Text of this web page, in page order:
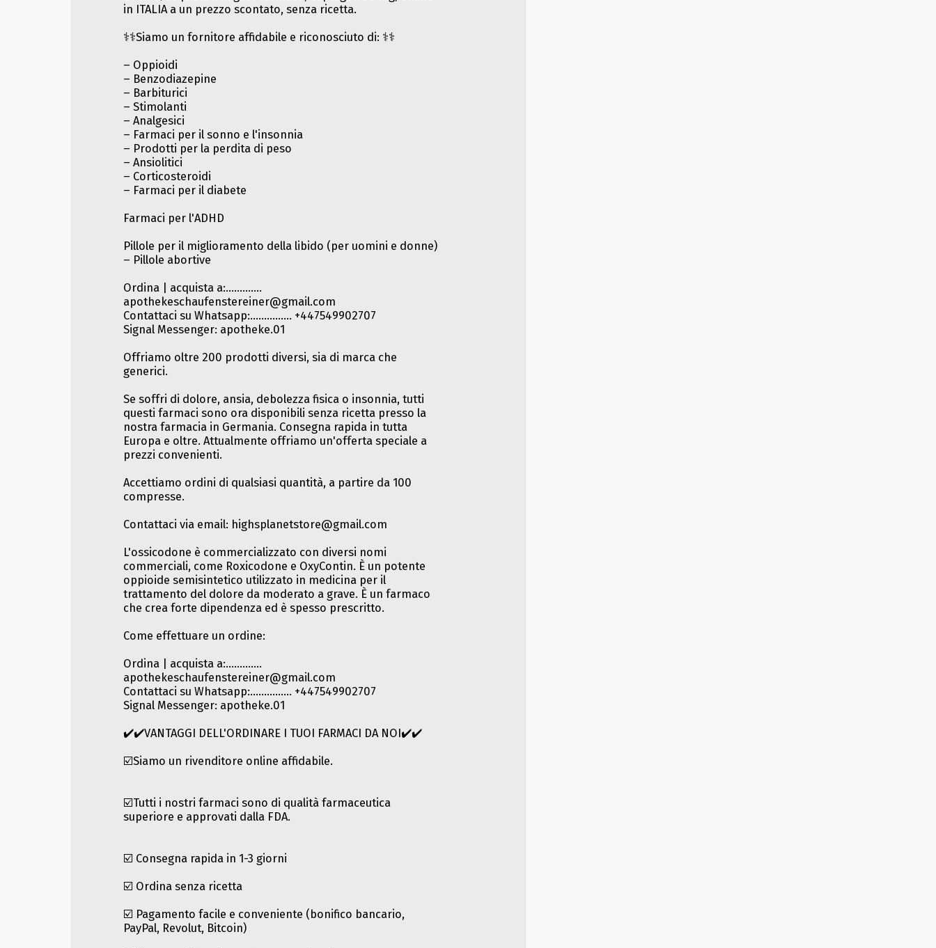
in ITALIA a un prezzo scontato, senza ricetta.
⚕️⚕️Siamo un fornitore affidabile e riconosciuto di: ⚕️⚕️
– Oppioidi
– Benzodiazepine
– Barbiturici
– Stimolanti
– Analgesici
– Farmaci per il sonno e l'insonnia
– Prodotti per la perdita di peso
– Ansiolitici
– Corticosteroidi
– Farmaci per il diabete
Farmaci per l'ADHD
Pillole per il miglioramento della libido (per uomini e donne)
– Pillole abortive
Ordina | acquista a:.............
apothekeschaufenstereiner@gmail.com
Contattaci su Whatsapp:............... +447549902707
Signal Messenger: apotheke.01
Offriamo oltre 200 prodotti diversi, sia di marca che
generici.
Se soffri di dolore, ansia, debolezza fisica o insonnia, tutti
questi farmaci sono ora disponibili senza ricetta presso la
nostra farmacia in Germania. Consegna rapida in tutta
Europa e oltre. Attualmente offriamo un'offerta speciale a
prezzi convenienti.
Accettiamo ordini di qualsiasi quantità, a partire da 100
compresse.
Contattaci via email: highsplanetstore@gmail.com
L'ossicodone è commercializzato con diversi nomi
commerciali, come Roxicodone e OxyContin. È un potente
oppioide semisintetico utilizzato in medicina per il
trattamento del dolore da moderato a grave. È un farmaco
che crea forte dipendenza ed è spesso prescritto.
Come effettuare un ordine:
Ordina | acquista a:.............
apothekeschaufenstereiner@gmail.com
Contattaci su Whatsapp:............... +447549902707
Signal Messenger: apotheke.01
✔️✔️VANTAGGI DELL'ORDINARE I TUOI FARMACI DA NOI✔️✔️
☑️Siamo un rivenditore online affidabile.
☑️Tutti i nostri farmaci sono di qualità farmaceutica
superiore e approvati dalla FDA.
☑️ Consegna rapida in 1-3 giorni
☑️ Ordina senza ricetta
☑️ Pagamento facile e conveniente (bonifico bancario,
PayPal, Revolut, Bitcoin)